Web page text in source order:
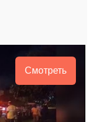
Смотреть